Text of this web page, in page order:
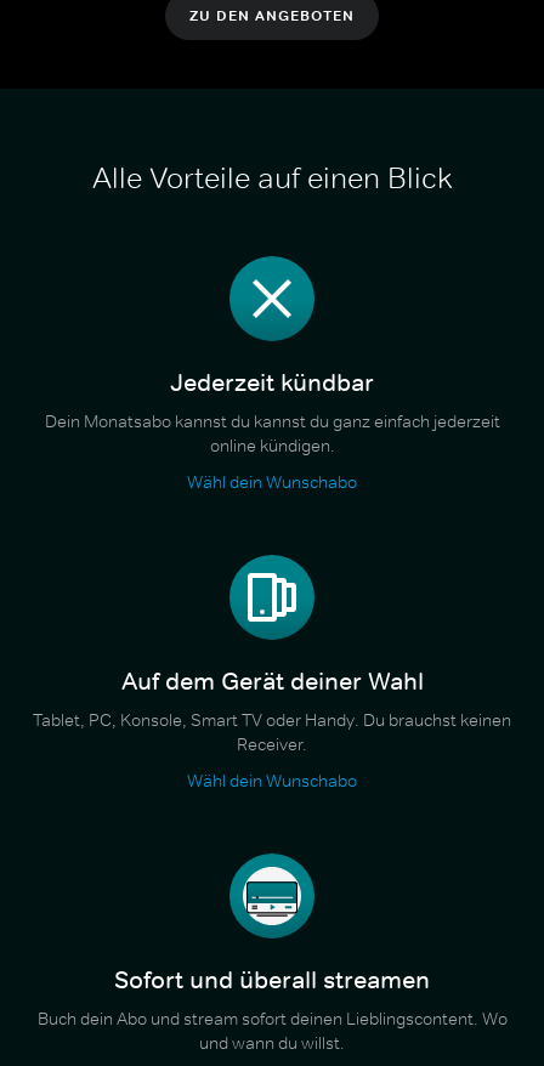
ZU DEN ANGEBOTEN
Alle Vorteile auf einen Blick
Jederzeit kündbar
Dein Monatsabo kannst du kannst du ganz einfach jederzeit
online kündigen.
Wähl dein Wunschabo
Auf dem Gerät deiner Wahl
Tablet, PC, Konsole, Smart TV oder Handy. Du brauchst keinen
Receiver.
Wähl dein Wunschabo
Sofort und überall streamen
Buch dein Abo und stream sofort deinen Lieblingscontent. Wo
und wann du willst.